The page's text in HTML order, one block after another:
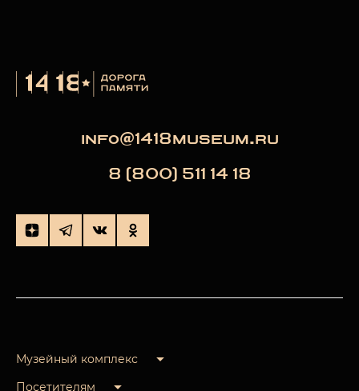
info@1418museum.ru
8 (800) 511 14 18
Музейный комплекс
Посетителям